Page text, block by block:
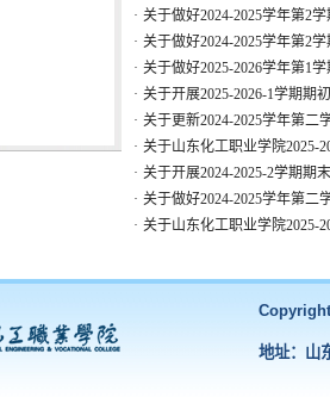
· 关于做好2024-2025学年第2
· 关于做好2024-2025学年第2
· 关于做好2025-2026学年第1
· 关于开展2025-2026-1学期期
· 关于更新2024-2025学年第二
· 关于山东化工职业学院2025-
· 关于开展2024-2025-2学期期
· 关于做好2024-2025学年第二
· 关于山东化工职业学院2025-
Copyright
地址：山